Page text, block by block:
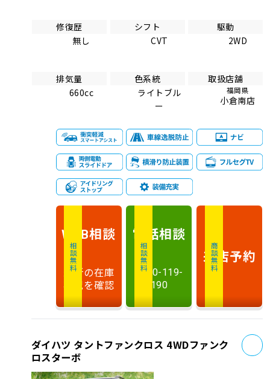
修復歴
無し
シフト
CVT
駆動
2WD
排気量
660cc
色系統
ライトブル
ー
取扱店舗
福岡県
小倉南店
相談無料
WEB相談
最新の在庫
状況を確認
相談無料
電話相談
0120-119-
190
商談無料
来店予約
ダイハツ タントファンクロス 4WDファンク
ロスターボ